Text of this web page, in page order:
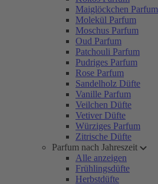
Maiglöckchen Parfum
Molekül Parfum
Moschus Parfum
Oud Parfum
Patchouli Parfum
Pudriges Parfum
Rose Parfum
Sandelholz Düfte
Vanille Parfum
Veilchen Düfte
Vetiver Düfte
Würziges Parfum
Zitrische Düfte
Parfum nach Jahreszeit
Alle anzeigen
Frühlingsdüfte
Herbstdüfte